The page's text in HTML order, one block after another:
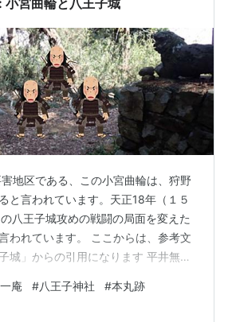
小宮曲輪と八王子城
地区である、この小宮曲輪は、狩野
と言われています。天正18年（１５
八王子城攻めの戦闘の局面を変えた
われています。 ここからは、参考文
城」からの引用になります 平井無辺
勝軍の藤田信吉勢による小宮曲輪の
た狩野一庵がとって返すと、藤田勢
庵 #八王子神社 #本丸跡